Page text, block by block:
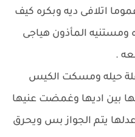
اتلافى ديه وبكره كيف
ومستنيه المأذون هياجى
.
حيله ومسكت الكيس
بين اديها وغمضت عنيها
يتم الجواز بس ويحرق